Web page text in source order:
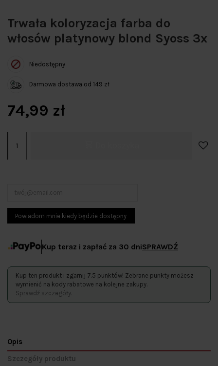
Trwała koloryzacja farba do
włosów platynowy blond Syoss 3x
Niedostępny
Darmowa dostawa od 149 zł
74,99 zł
Kup teraz i zapłać za 30 dniSPRAWDŹ
Kup ten produkt i zgarnij 7.5 punktów! Zebrane punkty możesz
wymienić na kody rabatowe na kolejne zakupy.
Sprawdź szczegóły.
Opis
Szczegóły produktu